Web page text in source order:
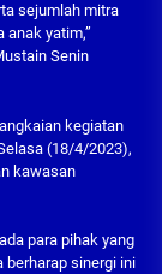
sejumlah mitra
anak yatim,”
Senin
kegiatan
(18/4/2023),
kawasan
para pihak yang
berharap sinergi ini